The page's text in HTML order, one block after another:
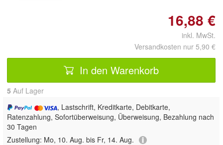
16,88 €
inkl. MwSt.
Versandkosten nur 5,90 €
In den Warenkorb
5 Auf Lager
, Lastschrift, Kreditkarte, Debitkarte,
Ratenzahlung, Sofortüberweisung, Überweisung, Bezahlung nach
30 Tagen
Zustellung: Mo, 10. Aug. bis Fr, 14. Aug.